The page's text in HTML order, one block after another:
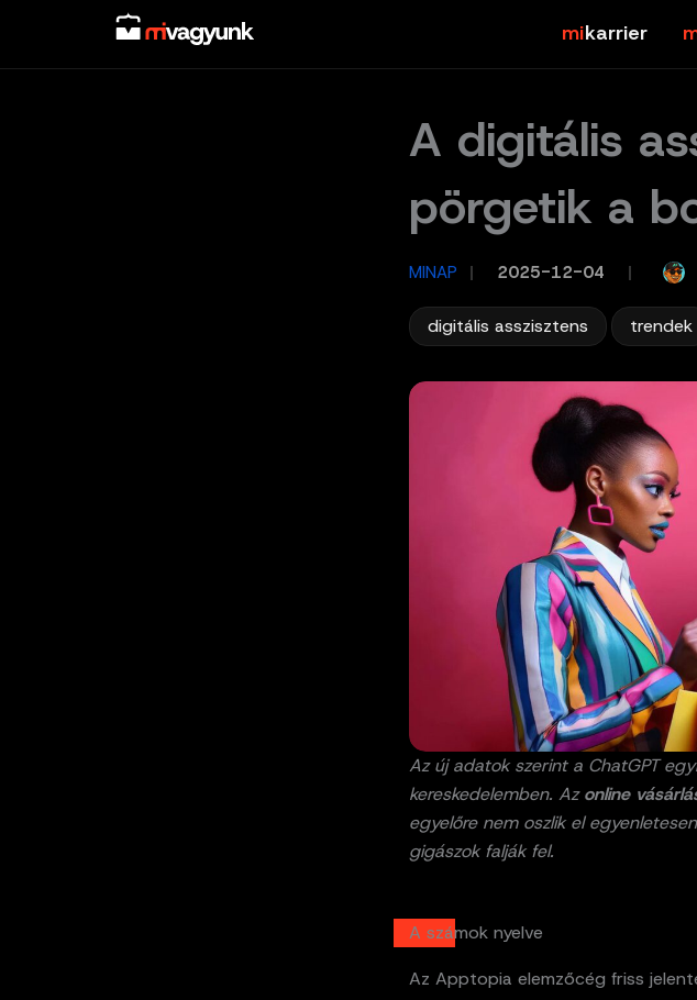
content
karrier
A digitális
pörgetik a
MINAP 2025-12-04
digitális asszisztens trendek
Az új adatok szerint a ChatGPT
kereskedelemben. Azonline
egyelőre nem oszlik el
gigászok falják fel.
A számok nyelve
Az Apptopia elemzőcég friss